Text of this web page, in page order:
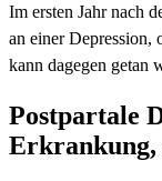
Im ersten Jahr nach
an einer Depression,
kann dagegen getan
Postpartale
Erkrankung,